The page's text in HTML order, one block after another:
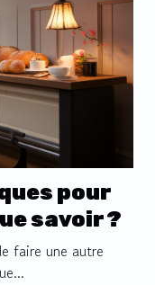
pour
savoir ?
faire une autre